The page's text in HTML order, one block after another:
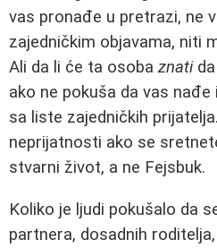
vas pronađe u pretrazi, ne
zajedničkim objavama, niti
Ali da li će ta osoba znatida
ako ne pokuša da vas
sa liste zajedničkih
neprijatnosti ako se
stvarni život, a ne Fejsbuk.
Koliko je ljudi pokušalo da
partnera, dosadnih